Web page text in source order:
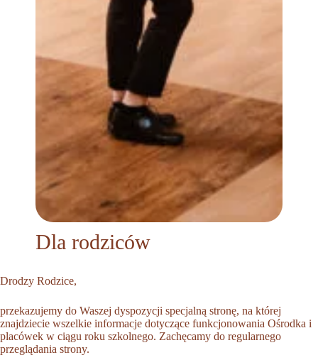
Dla rodziców
Drodzy Rodzice,
przekazujemy do Waszej dyspozycji specjalną stronę, na której
znajdziecie wszelkie informacje dotyczące funkcjonowania Ośrodka i
placówek w ciągu roku szkolnego. Zachęcamy do regularnego
przeglądania strony.